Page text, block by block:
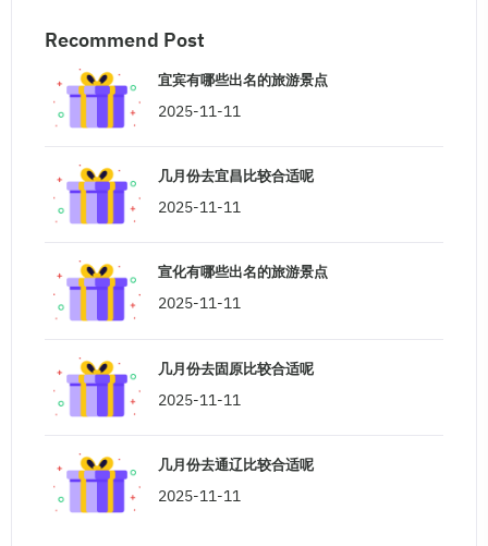
Recommend Post
宜宾有哪些出名的旅游景点
2025-11-11
几月份去宜昌比较合适呢
2025-11-11
宣化有哪些出名的旅游景点
2025-11-11
几月份去固原比较合适呢
2025-11-11
几月份去通辽比较合适呢
2025-11-11